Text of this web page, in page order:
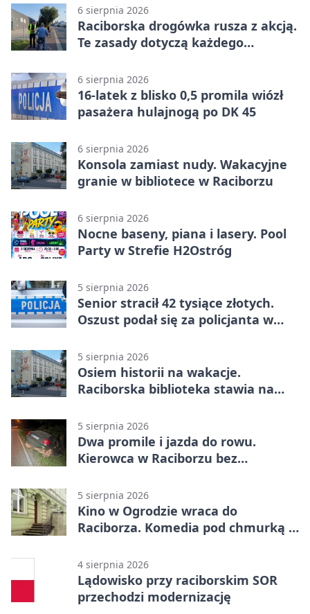
6 sierpnia 2026
Raciborska drogówka rusza z akcją.
Te zasady dotyczą każdego
6 sierpnia 2026
16-latek z blisko 0,5 promila wiózł
pasażera hulajnogą po DK 45
6 sierpnia 2026
Konsola zamiast nudy. Wakacyjne
granie w bibliotece w Raciborzu
6 sierpnia 2026
Nocne baseny, piana i lasery. Pool
Party w Strefie H2Ostróg
5 sierpnia 2026
Senior stracił 42 tysiące złotych.
Oszust podał się za policjanta w
5 sierpnia 2026
Osiem historii na wakacje.
Raciborska biblioteka stawia na
5 sierpnia 2026
Dwa promile i jazda do rowu.
Kierowca w Raciborzu bez
5 sierpnia 2026
Kino w Ogrodzie wraca do
Raciborza. Komedia pod chmurką w
4 sierpnia 2026
Lądowisko przy raciborskim SOR
przechodzi modernizację